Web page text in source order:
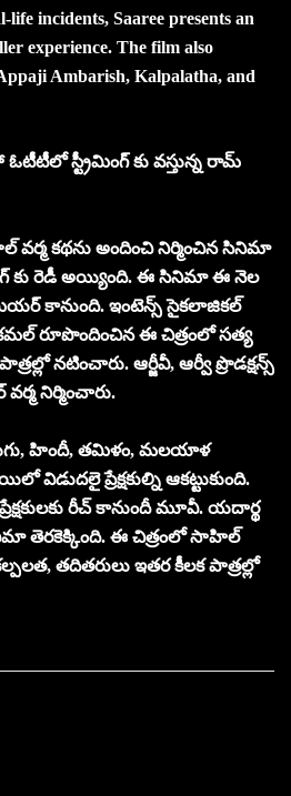
incidents, Saaree presents an
experience. The film also
Ambarish, Kalpalatha, and
స్ట్రీమింగ్ కు వస్తున్న రామ్
వర్మ కథను అందించి నిర్మించిన సినిమా
కు రెడీ అయ్యింది. ఈ సినిమా ఈ నెల
కానుంది. ఇంటెన్స్ సైకలాజికల్
కమల్ రూపొందించిన ఈ చిత్రంలో సత్య
నటించారు. ఆర్జీవీ, ఆర్వీ ప్రొడక్షన్స్
నిర్మించారు.
హిందీ, తమిళం, మలయాళ
ప్రేక్షకుల్ని ఆకట్టుకుంది.
రీచ్ కానుందీ మూవీ. యదార్థ
తెరకెక్కింది. ఈ చిత్రంలో సాహిల్
తదితరులు ఇతర కీలక పాత్రల్లో